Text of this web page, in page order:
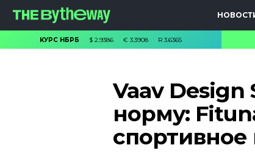
КУРС НБРБ $2.9386 € 3.3908 R3.6365
Vaav
норму:
спортивное